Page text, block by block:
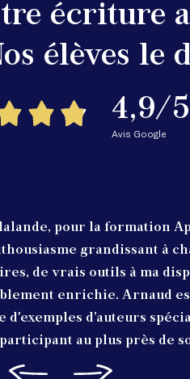
écriture
élèves le
4,9/5
Avis Google
pour la formation
grandissant à
de vrais outils à ma
enrichie. Arnaud
d’auteurs
au plus près de